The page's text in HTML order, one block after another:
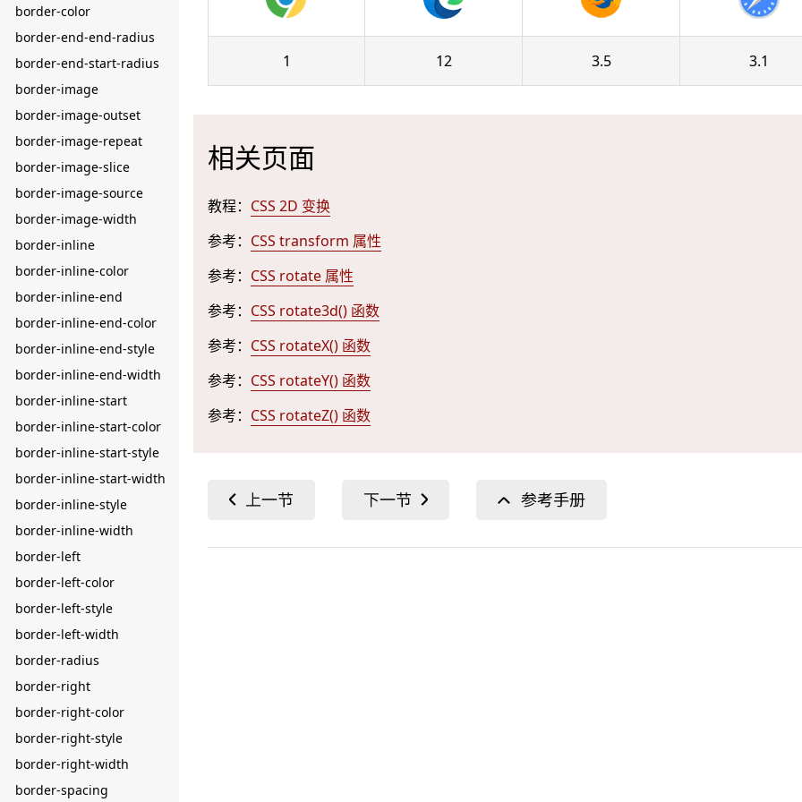
border-color
border-end-end-radius
border-end-start-radius
border-image
border-image-outset
border-image-repeat
border-image-slice
border-image-source
border-image-width
border-inline
border-inline-color
border-inline-end
border-inline-end-color
border-inline-end-style
border-inline-end-width
border-inline-start
border-inline-start-color
border-inline-start-style
border-inline-start-width
border-inline-style
border-inline-width
border-left
border-left-color
border-left-style
border-left-width
border-radius
border-right
border-right-color
border-right-style
border-right-width
border-spacing
1 12 3.5 3.1
相关页面
教程： CSS 2D 变换
参考： CSS transform 属性
参考： CSS rotate 属性
参考： CSS rotate3d() 函数
参考： CSS rotateX() 函数
参考： CSS rotateY() 函数
参考： CSS rotateZ() 函数